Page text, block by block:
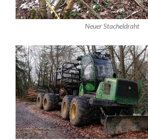
Neuer Stacheldraht